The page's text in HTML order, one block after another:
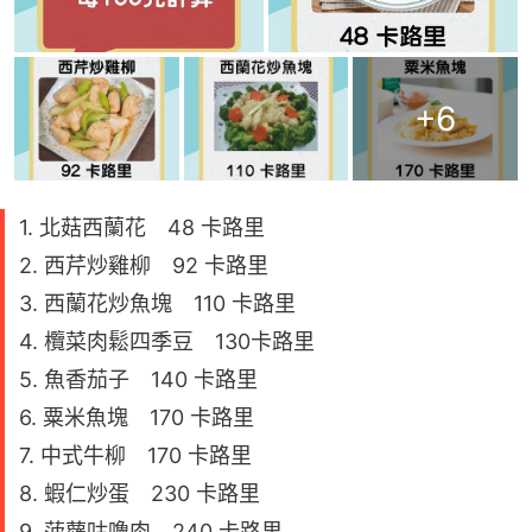
+6
1. 北菇西蘭花 48 卡路里
2. 西芹炒雞柳 92 卡路里
3. 西蘭花炒魚塊 110 卡路里
4. 欖菜肉鬆四季豆 130卡路里
5. 魚香茄子 140 卡路里
6. 粟米魚塊 170 卡路里
7. 中式牛柳 170 卡路里
8. 蝦仁炒蛋 230 卡路里